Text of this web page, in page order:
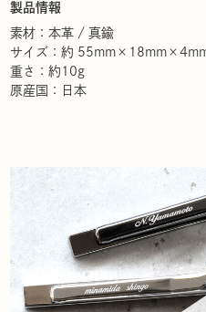
製品情報
素材：本革 / 真鍮
サイズ：約
重さ：約10g
原産国：日本